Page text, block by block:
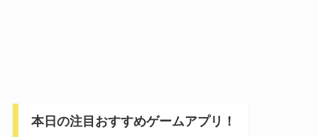
本日の注目おすすめゲームアプリ！